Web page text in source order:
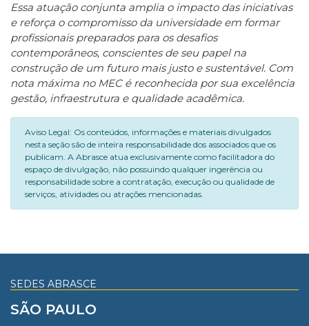
Essa atuação conjunta amplia o impacto das iniciativas
e reforça o compromisso da universidade em formar
profissionais preparados para os desafios
contemporâneos, conscientes de seu papel na
construção de um futuro mais justo e sustentável. Com
nota máxima no MEC é reconhecida por sua excelência
gestão, infraestrutura e qualidade acadêmica.
Aviso Legal: Os conteúdos, informações e materiais divulgados
nesta seção são de inteira responsabilidade dos associados que os
publicam. A Abrasce atua exclusivamente como facilitadora do
espaço de divulgação, não possuindo qualquer ingerência ou
responsabilidade sobre a contratação, execução ou qualidade de
serviços, atividades ou atrações mencionadas.
SEDES ABRASCE
SÃO PAULO